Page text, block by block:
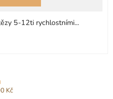
5-12ti rychlostními...
Kč